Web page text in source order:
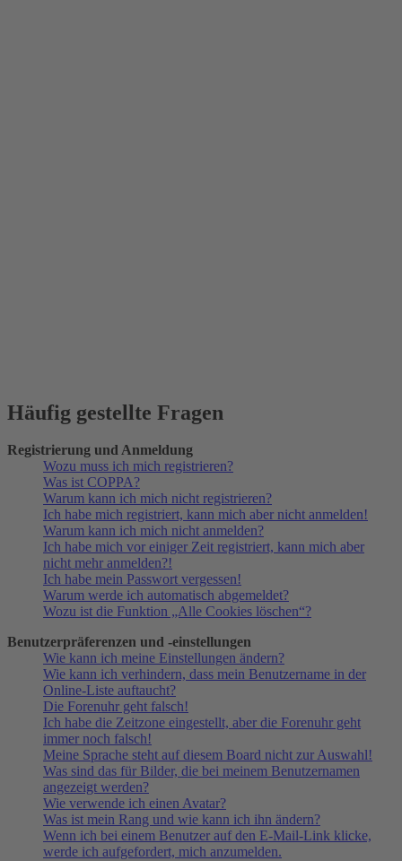
Häufig gestellte Fragen
Registrierung und Anmeldung
Wozu muss ich mich registrieren?
Was ist COPPA?
Warum kann ich mich nicht registrieren?
Ich habe mich registriert, kann mich aber nicht anmelden!
Warum kann ich mich nicht anmelden?
Ich habe mich vor einiger Zeit registriert, kann mich aber
nicht mehr anmelden?!
Ich habe mein Passwort vergessen!
Warum werde ich automatisch abgemeldet?
Wozu ist die Funktion „Alle Cookies löschen“?
Benutzerpräferenzen und -einstellungen
Wie kann ich meine Einstellungen ändern?
Wie kann ich verhindern, dass mein Benutzername in der
Online-Liste auftaucht?
Die Forenuhr geht falsch!
Ich habe die Zeitzone eingestellt, aber die Forenuhr geht
immer noch falsch!
Meine Sprache steht auf diesem Board nicht zur Auswahl!
Was sind das für Bilder, die bei meinem Benutzernamen
angezeigt werden?
Wie verwende ich einen Avatar?
Was ist mein Rang und wie kann ich ihn ändern?
Wenn ich bei einem Benutzer auf den E-Mail-Link klicke,
werde ich aufgefordert, mich anzumelden.